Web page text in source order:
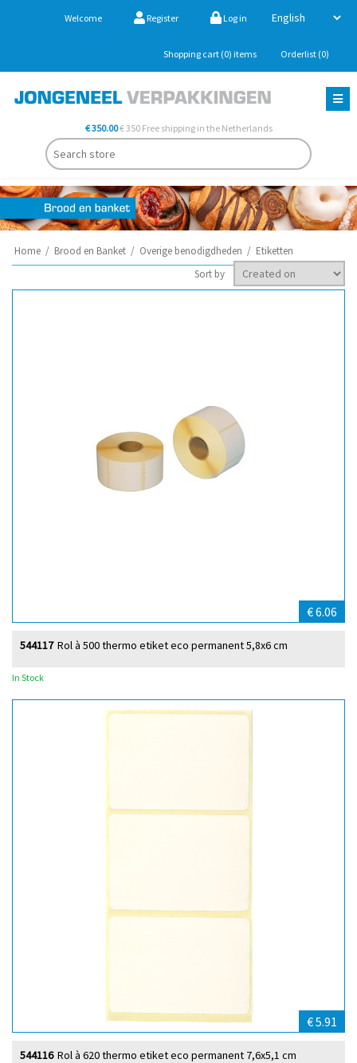
Welcome Register Log in
Shopping cart (0) items Orderlist (0)
€ 350.00€ 350 Free shipping in the Netherlands
Home / Brood en Banket / Overige benodigdheden / Etiketten
Sort by
€ 6.06
Rol à 500 thermo etiket eco permanent 5,8x6 cm
544117
In Stock
€ 5.91
Rol à 620 thermo etiket eco permanent 7,6x5,1 cm
544116